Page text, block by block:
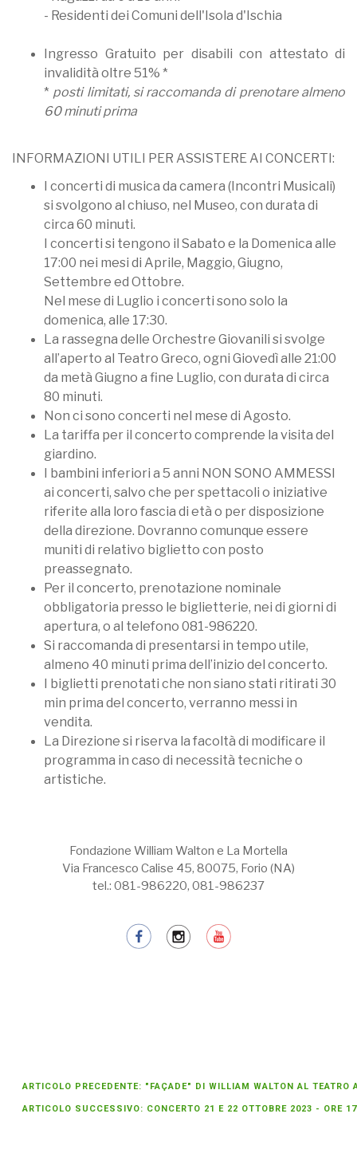
- Residenti dei Comuni dell'Isola d'Ischia
Ingresso Gratuito per disabili con attestato di
invalidità oltre 51% *
* posti limitati, si raccomanda di prenotare almeno
60 minuti prima
INFORMAZIONI UTILI PER ASSISTERE AI CONCERTI:
I concerti di musica da camera (Incontri Musicali)
si svolgono al chiuso, nel Museo, con durata di
circa 60 minuti.
I concerti si tengono il Sabato e la Domenica alle
17:00 nei mesi di Aprile, Maggio, Giugno,
Settembre ed Ottobre.
Nel mese di Luglio i concerti sono solo la
domenica, alle 17:30.
La rassegna delle Orchestre Giovanili si svolge
all’aperto al Teatro Greco, ogni Giovedì alle 21:00
da metà Giugno a fine Luglio, con durata di circa
80 minuti.
Non ci sono concerti nel mese di Agosto.
La tariffa per il concerto comprende la visita del
giardino.
I bambini inferiori a 5 anni NON SONO AMMESSI
ai concerti, salvo che per spettacoli o iniziative
riferite alla loro fascia di età o per disposizione
della direzione. Dovranno comunque essere
muniti di relativo biglietto con posto
preassegnato.
Per il concerto, prenotazione nominale
obbligatoria presso le biglietterie, nei di giorni di
apertura, o al telefono 081-986220.
Si raccomanda di presentarsi in tempo utile,
almeno 40 minuti prima dell’inizio del concerto.
I biglietti prenotati che non siano stati ritirati 30
min prima del concerto, verranno messi in
vendita.
La Direzione si riserva la facoltà di modificare il
programma in caso di necessità tecniche o
artistiche.
Fondazione William Walton e La Mortella
Via Francesco Calise 45, 80075, Forio (NA)
tel.: 081-986220, 081-986237
ARTICOLO PRECEDENTE: "FAÇADE" DI WILLIAM WALTON AL
ARTICOLO SUCCESSIVO: CONCERTO 21 E 22 OTTOBRE 2023 - ORE